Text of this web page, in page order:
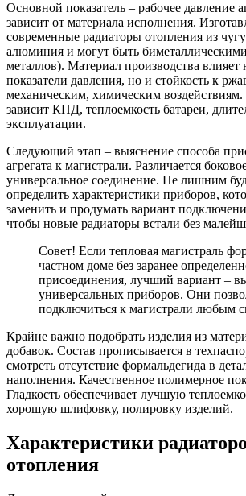
Основной показатель – рабочее давление
зависит от материала исполнения.
современные радиаторы отопления из
алюминия и могут быть
металлов). Материал производства влияет
показатели давления, но и стойкость к
механическим, химическим
зависит КПД, теплоемкость батареи,
эксплуатации.
Следующий этап – выяснение способа
агрегата к магистрали. Различается
универсальное соединение. Не лишним
определить характеристики приборов,
заменить и продумать вариант
чтобы новые радиаторы встали без
Совет! Если тепловая магистраль
частном доме без заранее
присоединения, лучший вариант –
универсальных приборов. Они
подключиться к магистрали любым
Крайне важно подобрать изделия из
добавок. Состав прописывается в
смотреть отсутствие формальдегида в
наполнения. Качественное полимерное
Гладкость обеспечивает лучшую
хорошую шлифовку, полировку изделий.
Характеристики
отопления